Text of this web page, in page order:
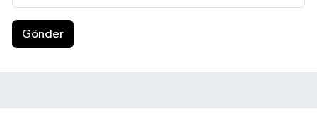
Gönder